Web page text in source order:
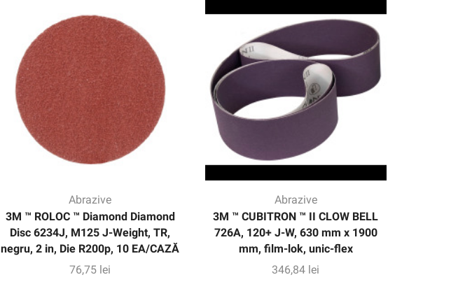
Abrazive
3M ™ ROLOC ™ Diamond Diamond
Disc 6234J, M125 J-Weight, TR,
negru, 2 in, Die R200p, 10 EA/CAZĂ
76,75 lei
Abrazive
3M ™ CUBITRON ™ II CLOW BELL
726A, 120+ J-W, 630 mm x 1900
mm, film-lok, unic-flex
346,84 lei